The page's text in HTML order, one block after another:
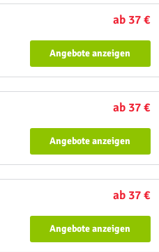
ab 37 €
Angebote anzeigen
ab 37 €
Angebote anzeigen
ab 37 €
Angebote anzeigen